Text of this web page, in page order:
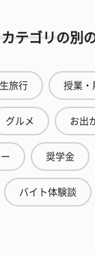
カテゴリの別
旅行 授業・
グルメ お出
奨学金
バイト体験談